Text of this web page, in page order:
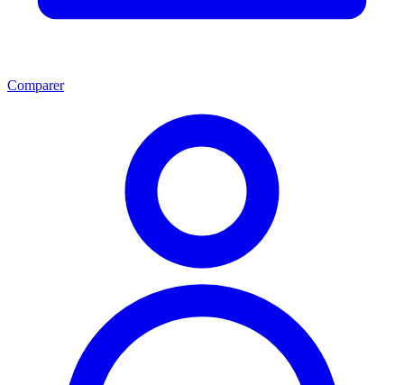
Comparer